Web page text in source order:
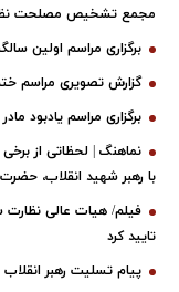
مجمع تشخیص مصلحت
برگزاری مراسم اولین
گزارش تصویری مراسم ختم
برگزاری مراسم یادبود
نماهنگ | لحظاتی از
با رهبر شهید انقلاب،
فیلم/ هیات عالی نظارت
تایید کرد
پیام تسلیت رهبر